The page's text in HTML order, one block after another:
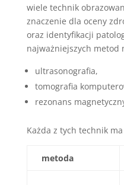
wiele technik
znaczenie dla oceny
oraz identyfikacji
najważniejszych metod
ultrasonografia,
tomografia
rezonans
Każda z tych technik
metoda